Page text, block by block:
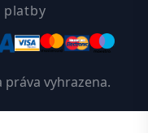
platby
práva vyhrazena.